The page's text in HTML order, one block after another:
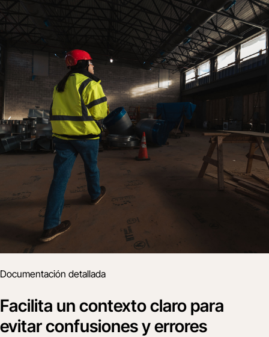
Documentación detallada
Facilita un contexto claro para
evitar confusiones y errores